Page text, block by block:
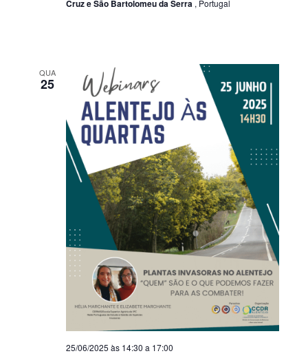
Cruz e São Bartolomeu da Serra , Portugal
QUA
25
25/06/2025 às 14:30 a 17:00